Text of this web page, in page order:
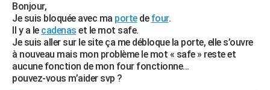
Essais
Réserver un essai
Citadines
Berlines
SUV
Forum auto
+HIGH-TECH
Mobiles
Meilleur smartphone
Internet
Ordinateurs
Jeux vidéo
Guide high-tech
+BRICOLAGE
Forum
Aménagement intérieur
Extérieur
Cuisine
Salle de bains
Jardinage
Rangement
WEEK-END
Guides de France
Escapades
Patrimoine
Expositions
Musées
Week-end nature
+
Bonjour,
Je suis bloquée avec ma portede four.
Il y a le cadenas et le mot safe.
Je suis aller sur le site ça me débloque la porte, elle s’ouvre
à nouveau mais mon problème le mot « safe » reste et
aucune fonction de mon four fonctionne...
pouvez-vous m’aider svp ?